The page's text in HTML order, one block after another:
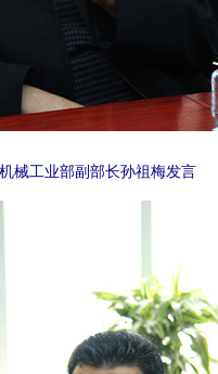
械工业部副部长孙祖梅发言